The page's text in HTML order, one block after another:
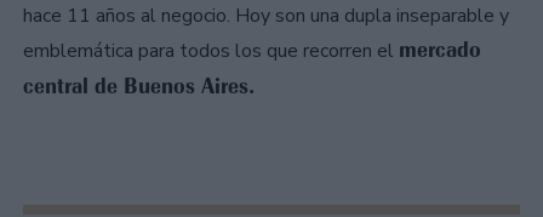
hace 11 años al negocio. Hoy son una dupla inseparable y
emblemática para todos los que recorren el mercado
central de Buenos Aires.